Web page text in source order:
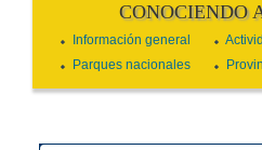
CONOCIENDO
Información general
Parques nacionales